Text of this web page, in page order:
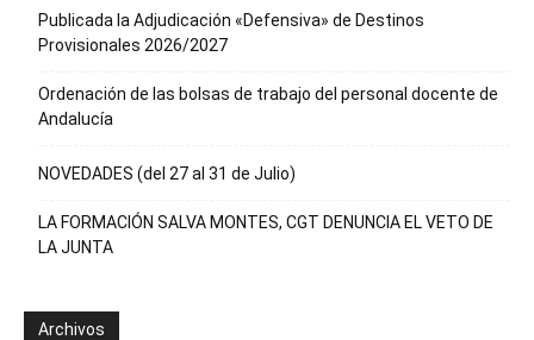
Publicada la Adjudicación «Defensiva» de Destinos
Provisionales 2026/2027
Ordenación de las bolsas de trabajo del personal docente de
Andalucía
NOVEDADES (del 27 al 31 de Julio)
LA FORMACIÓN SALVA MONTES, CGT DENUNCIA EL VETO DE
LA JUNTA
Archivos